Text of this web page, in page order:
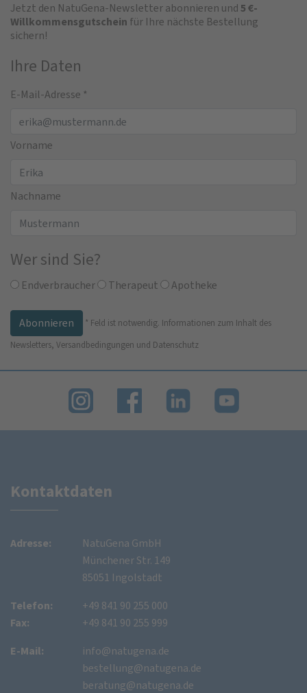
Jetzt den NatuGena-Newsletter abonnieren und5 €-
Willkommensgutschein für Ihre nächste Bestellung
sichern!
Ihre Daten
E-Mail-Adresse *
Vorname
Nachname
Wer sind Sie?
Endverbraucher Therapeut Apotheke
* Feld ist notwendig. Informationen zum Inhalt des
Newsletters, Versandbedingungen und Datenschutz
Kontaktdaten
Adresse:
NatuGena GmbH
Münchener Str. 149
85051 Ingolstadt
Telefon:
Fax:
+49 841 90 255 000
+49 841 90 255 999
E-Mail:
info@natugena.de
bestellung@natugena.de
beratung@natugena.de